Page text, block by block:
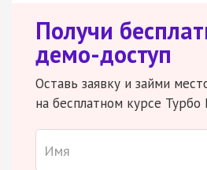
Получи
демо-доступ
Оставь заявку и займи
на бесплатном курсе Турбо